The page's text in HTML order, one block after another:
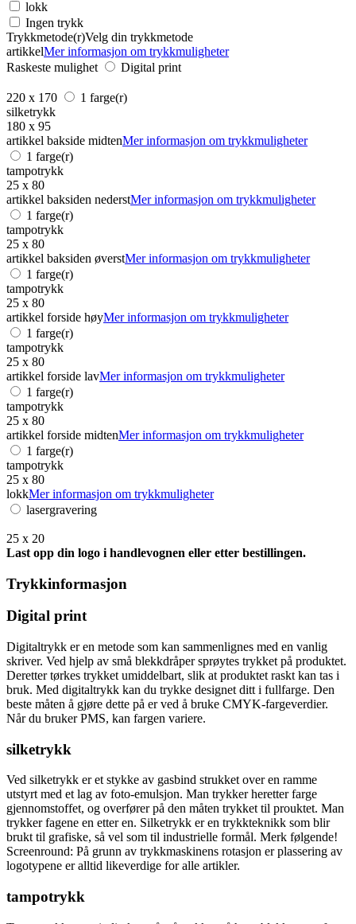
lokk
Ingen trykk
Trykkmetode(r)Velg din trykkmetode
artikkelMer informasjon om trykkmuligheter
Raskeste mulighet
Digital print
220 x 170
1 farge(r)
silketrykk
180 x 95
artikkel bakside midtenMer informasjon om trykkmuligheter
1 farge(r)
tampotrykk
25 x 80
artikkel baksiden nederstMer informasjon om trykkmuligheter
1 farge(r)
tampotrykk
25 x 80
artikkel baksiden øverstMer informasjon om trykkmuligheter
1 farge(r)
tampotrykk
25 x 80
artikkel forside høyMer informasjon om trykkmuligheter
1 farge(r)
tampotrykk
25 x 80
artikkel forside lavMer informasjon om trykkmuligheter
1 farge(r)
tampotrykk
25 x 80
artikkel forside midtenMer informasjon om trykkmuligheter
1 farge(r)
tampotrykk
25 x 80
lokkMer informasjon om trykkmuligheter
lasergravering
25 x 20
Last opp din logo i handlevognen eller etter bestillingen.
Trykkinformasjon
Digital print
Digitaltrykk er en metode som kan sammenlignes med en vanlig
skriver. Ved hjelp av små blekkdråper sprøytes trykket på produktet.
Deretter tørkes trykket umiddelbart, slik at produktet raskt kan tas i
bruk. Med digitaltrykk kan du trykke designet ditt i fullfarge. Den
beste måten å gjøre dette på er ved å bruke CMYK-fargeverdier.
Når du bruker PMS, kan fargen variere.
silketrykk
Ved silketrykk er et stykke av gasbind strukket over en ramme
utstyrt med et lag av foto-emulsjon. Man trykker heretter farge
gjennomstoffet, og overfører på den måten trykket til prouktet. Man
trykker fagene en etter en. Silketrykk er en trykkteknikk som blir
brukt til grafiske, så vel som til industrielle formål. Merk følgende!
Screenround: På grunn av trykkmaskinens rotasjon er plassering av
logotypene er alltid likeverdige for alle artikler.
tampotrykk